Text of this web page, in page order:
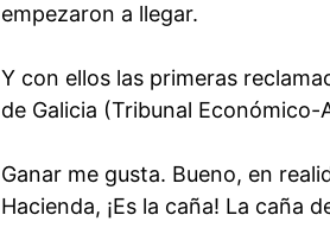
empezaron a llegar.
Y con ellos las primeras
de Galicia (Tribunal
Ganar me gusta. Bueno, en
Hacienda, ¡Es la caña! La caña